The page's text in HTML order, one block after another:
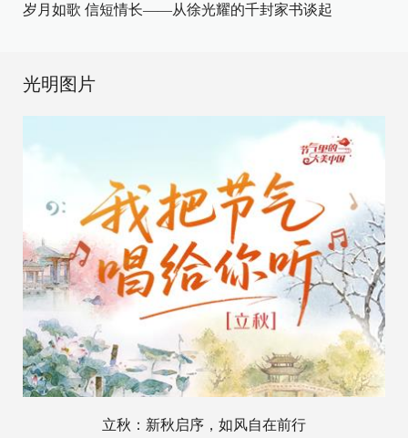
岁月如歌 信短情长——从徐光耀的千封家书谈起
光明图片
立秋：新秋启序，如风自在前行